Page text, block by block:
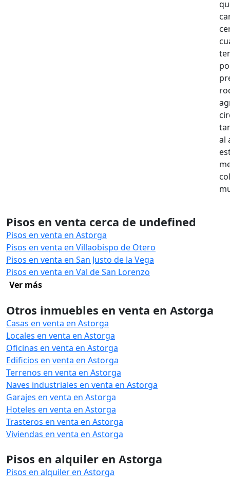
al
Pisos en venta cerca de undefined
Pisos en venta en Astorga
Pisos en venta en Villaobispo de Otero
Pisos en venta en San Justo de la Vega
Pisos en venta en Val de San Lorenzo
Ver más
Otros inmuebles en venta en Astorga
Casas en venta en Astorga
Locales en venta en Astorga
Oficinas en venta en Astorga
Edificios en venta en Astorga
Terrenos en venta en Astorga
Naves industriales en venta en Astorga
Garajes en venta en Astorga
Hoteles en venta en Astorga
Trasteros en venta en Astorga
Viviendas en venta en Astorga
Pisos en alquiler en Astorga
Pisos en alquiler en Astorga